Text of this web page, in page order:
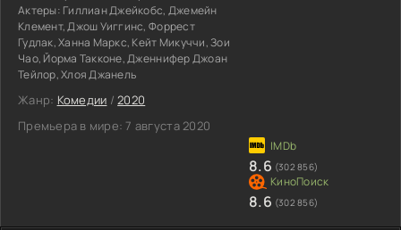
Актеры: Гиллиан Джейкобс, Джемейн
Клемент, Джош Уиггинс, Форрест
Гудлак, Ханна Маркс, Кейт Микуччи, Зои
Чао, Йорма Такконе, Дженнифер Джоан
Тейлор, Хлоя Джанель
Жанр: Комедии /2020
Премьера в мире: 7 августа 2020
8.6 (302 856)
8.6 (302 856)